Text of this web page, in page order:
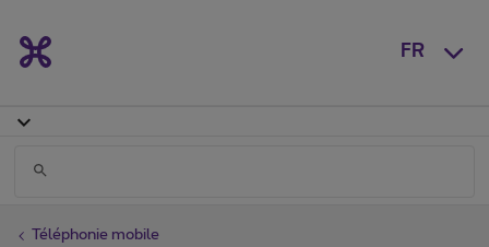
FR
Téléphonie mobile